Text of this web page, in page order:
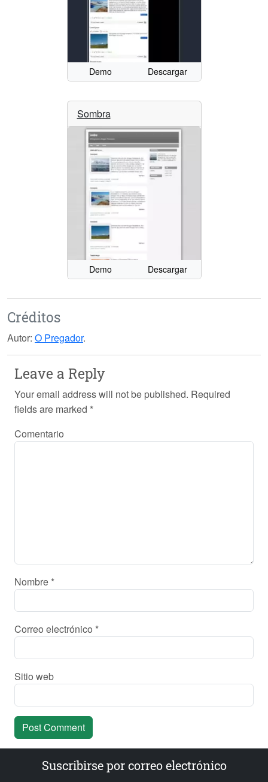
Demo Descargar
Sombra
Demo Descargar
Créditos
Autor: O Pregador.
Leave a Reply
Your email address will not be published. Required
fields are marked *
Comentario
Nombre *
Correo electrónico *
Sitio web
Suscribirse por correo electrónico